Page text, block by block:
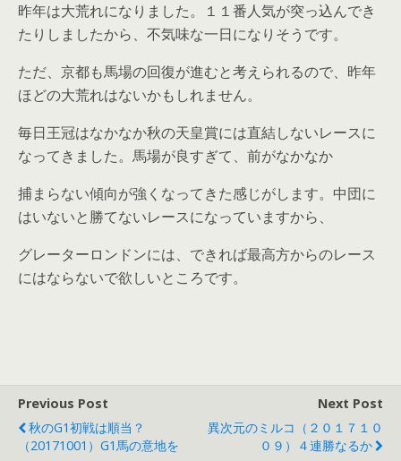
昨年は大荒れになりました。１１番人気が突っ込んでき
たりしましたから、不気味な一日になりそうです。
ただ、京都も馬場の回復が進むと考えられるので、昨年
ほどの大荒れはないかもしれません。
毎日王冠はなかなか秋の天皇賞には直結しないレースに
なってきました。馬場が良すぎて、前がなかなか
捕まらない傾向が強くなってきた感じがします。中団に
はいないと勝てないレースになっていますから、
グレーターロンドンには、できれば最高方からのレース
にはならないで欲しいところです。
Previous Post
秋のG1初戦は順当？
（20171001）G1馬の意地を
Next Post
異次元のミルコ（２０１７１０
０９）４連勝なるか